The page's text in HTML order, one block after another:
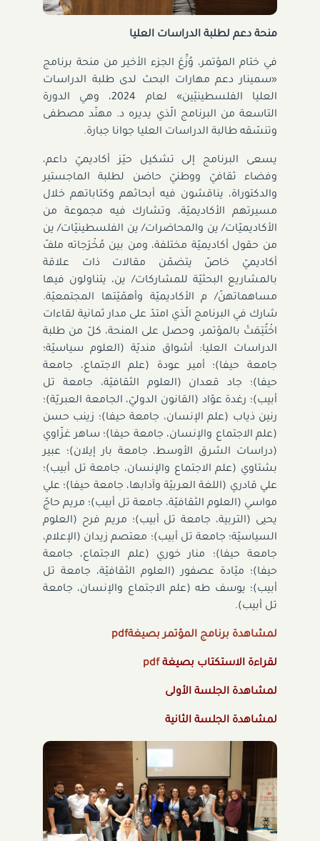
منحة دعم لطلبة الدراسات العليا
في ختام المؤتمر، وُزِّعَ الجزء الأخير من منحة برنامج
«سمينار دعم مهارات البحث لدى طلبة الدراسات
العليا الفلسطينيّين» لعام 2024، وهي الدورة
التاسعة من البرنامج الّذي يديره د. مهنّد مصطفى
وتنسّقه طالبة الدراسات العليا جوانا جبارة.
يسعى البرنامج إلى تشكيل حيّز أكاديميّ داعم،
وفضاء ثقافيّ ووطنيّ حاضن لطلبة الماجستير
والدكتوراة، يناقشون فيه أبحاثهم وكتاباتهم خلال
مسيرتهم الأكاديميّة، وتشارك فيه مجموعة من
الأكاديميّات/ ين والمحاضرات/ ين الفلسطينيّات/ ين
من حقول أكاديميّة مختلفة، ومن بين مُخْرَجاته ملفّ
أكاديميّ خاصّ يتضمّن مقالات ذات علاقة
بالمشاريع البحثيّة للمشاركات/ ين، يتناولون فيها
مساهماتهنّ/ م الأكاديميّة وأهمّيّتها المجتمعيّة.
شارك في البرنامج الّذي امتدّ على مدار ثمانية لقاءات
اخْتُتِمَتْ بالمؤتمر، وحصل على المنحة، كلّ من طلبة
الدراسات العليا: أشواق منديّة (العلوم سياسيّة؛
جامعة حيفا)؛ أمير عودة (علم الاجتماع، جامعة
حيفا)؛ جاد قعدان (العلوم الثقافيّة، جامعة تل
أبيب)؛ رغدة عوّاد (القانون الدوليّ، الجامعة العبريّة)؛
رنين ذياب (علم الإنسان، جامعة حيفا)؛ زينب حسن
(علم الاجتماع والإنسان، جامعة حيفا)؛ ساهر غزّاوي
(دراسات الشرق الأوسط، جامعة بار إيلان)؛ عبير
بشتاوي (علم الاجتماع والإنسان، جامعة تل أبيب)؛
علي قادري (اللغة العربيّة وآدابها، جامعة حيفا)؛ علي
مواسي (العلوم الثقافيّة، جامعة تل أبيب)؛ مريم حاجّ
يحيى (التربية، جامعة تل أبيب)؛ مريم فرح (العلوم
السياسيّة؛ جامعة تل أبيب)؛ معتصم زيدان (الإعلام،
جامعة حيفا)؛ منار خوري (علم الاجتماع، جامعة
حيفا)؛ ميّادة عصفور (العلوم الثقافيّة، جامعة تل
أبيب)؛ يوسف طه (علم الاجتماع والإنسان، جامعة
تل أبيب).
لمشاهدة برنامج المؤتمر بصيغةpdf
لقراءة الاستكتاب بصيغةpdf
لمشاهدة الجلسة الأولى
لمشاهدة الجلسة الثانية